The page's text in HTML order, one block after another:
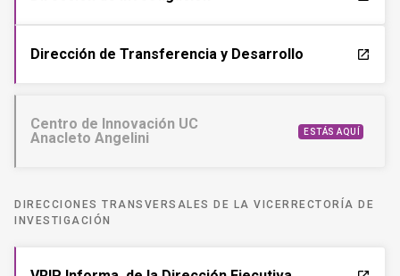
Dirección de Transferencia y Desarrollo launch
Centro de Innovación UC
Anacleto Angelini
ESTÁS AQUÍ
DIRECCIONES TRANSVERSALES DE LA VICERRECTORÍA DE
INVESTIGACIÓN